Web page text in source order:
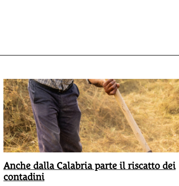
Anche dalla Calabria parte il riscatto dei
contadini